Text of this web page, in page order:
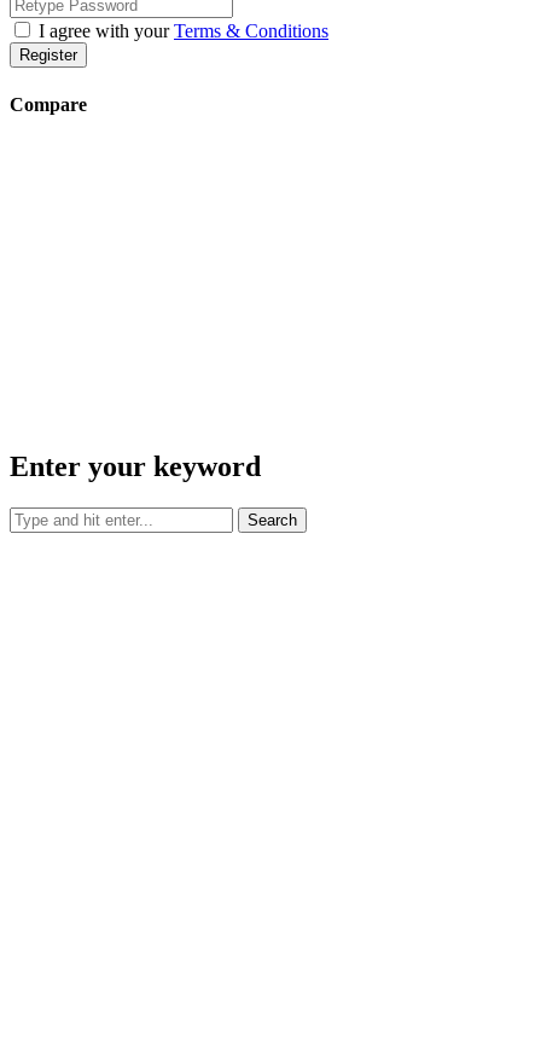
I agree with yourTerms & Conditions
Register
Compare
Enter your keyword
Search